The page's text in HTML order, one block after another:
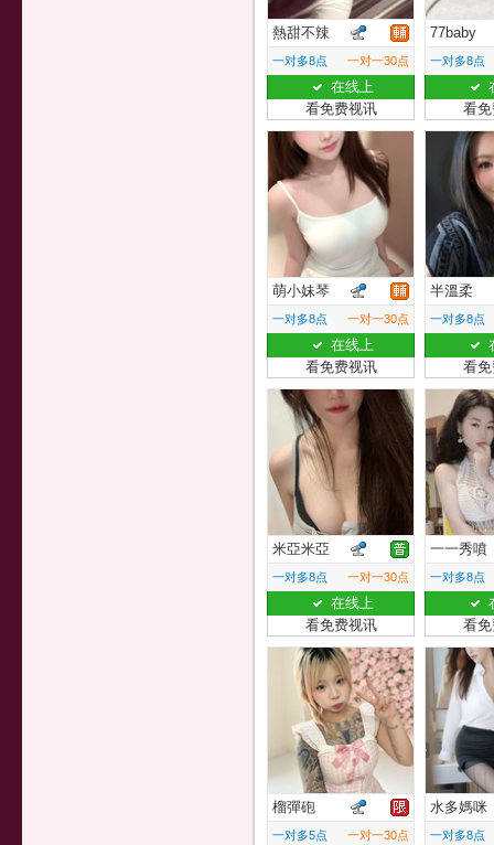
熱甜不辣
一对多8点 一对一30点
在线上
看免费视讯
77baby
一对多8点
看
萌小妹琴
一对多8点 一对一30点
在线上
看免费视讯
半溫柔
一对多8点
看
米亞米亞
一对多8点 一对一30点
在线上
看免费视讯
一一秀噴
一对多8点
看
榴彈砲
一对多5点 一对一30点
水多媽咪
一对多8点